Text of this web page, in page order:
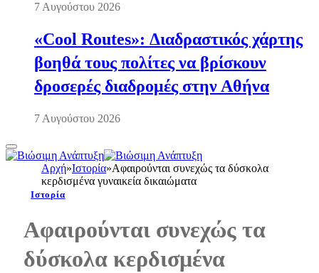
7 Αυγούστου 2026
«Cool Routes»: Διαδραστικός χάρτης
βοηθά τους πολίτες να βρίσκουν
δροσερές διαδρομές στην Αθήνα
7 Αυγούστου 2026
Αρχή»Ιστορία»Αφαιρούνται συνεχώς τα δύσκολα
κερδισμένα γυναικεία δικαιώματα
Ιστορία
Αφαιρούνται συνεχώς τα
δύσκολα κερδισμένα